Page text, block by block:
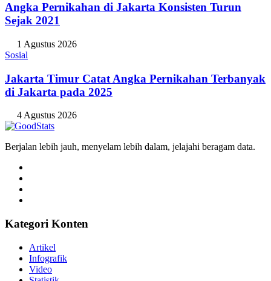
Angka Pernikahan di Jakarta Konsisten Turun
Sejak 2021
1 Agustus 2026
Sosial
Jakarta Timur Catat Angka Pernikahan Terbanyak
di Jakarta pada 2025
4 Agustus 2026
Berjalan lebih jauh, menyelam lebih dalam, jelajahi beragam data.
Kategori Konten
Artikel
Infografik
Video